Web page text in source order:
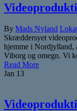
By Mads Nyland
Skræddersyet
hjemme i Nordjylland,
Viborg og omegn. Vi
Read More
Jan 13